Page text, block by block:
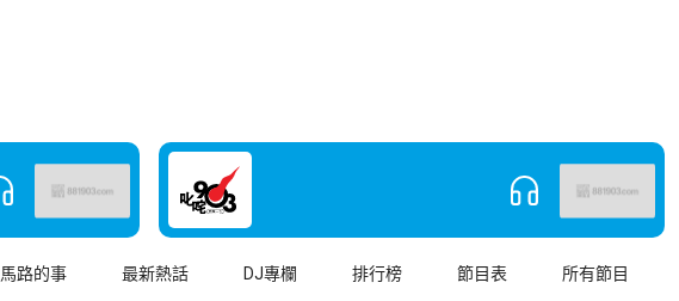
馬路的事 最新熱話 DJ專欄 排行榜 節目表 所有節目